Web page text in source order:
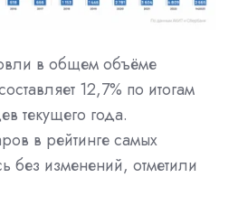
в общем объёме
12,7% по итогам
текущего года.
в рейтинге самых
без изменений, отметили